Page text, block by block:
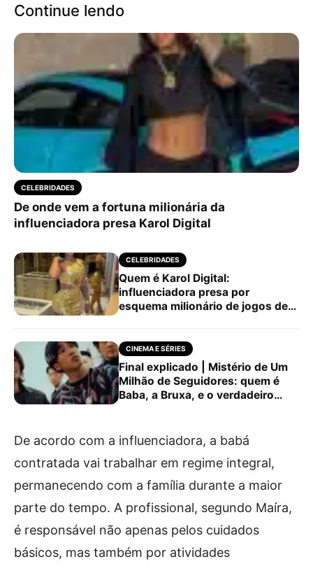
Continue lendo
CELEBRIDADES
De onde vem a fortuna milionária da
influenciadora presa Karol Digital
CELEBRIDADES
Quem é Karol Digital:
influenciadora presa por
esquema milionário de jogos de
CINEMA E SÉRIES
Final explicado | Mistério de Um
Milhão de Seguidores: quem é
Baba, a Bruxa, e o verdadeiro
De acordo com a influenciadora, a babá
contratada vai trabalhar em regime integral,
permanecendo com a família durante a maior
parte do tempo. A profissional, segundo Maíra,
é responsável não apenas pelos cuidados
básicos, mas também por atividades